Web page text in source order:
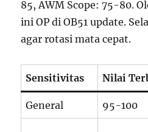
85, AWM Scope: 75-80.
ini OP di OB51 update.
agar rotasi mata cepat.
Sensitivitas Nilai
General 95-100